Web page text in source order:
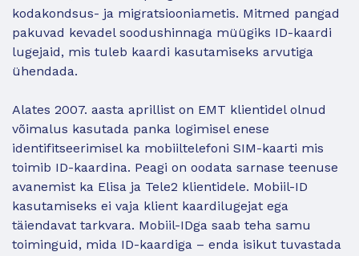
kodakondsus- ja migratsiooniametis. Mitmed pangad
pakuvad kevadel soodushinnaga müügiks ID-kaardi
lugejaid, mis tuleb kaardi kasutamiseks arvutiga
ühendada.
Alates 2007. aasta aprillist on EMT klientidel olnud
võimalus kasutada panka logimisel enese
identifitseerimisel ka mobiiltelefoni SIM-kaarti mis
toimib ID-kaardina. Peagi on oodata sarnase teenuse
avanemist ka Elisa ja Tele2 klientidele. Mobiil-ID
kasutamiseks ei vaja klient kaardilugejat ega
täiendavat tarkvara. Mobiil-IDga saab teha samu
toiminguid, mida ID-kaardiga – enda isikut tuvastada